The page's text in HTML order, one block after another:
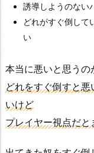
誘導しようのない
どれがすぐ倒して
い
本当に悪いと思うの
どれをすぐ倒すと
いけど
プレイヤー視点だ